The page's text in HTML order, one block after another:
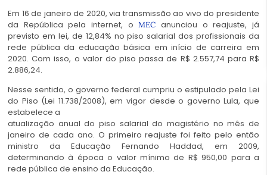
Em 16 de janeiro de 2020, via transmissão ao vivo do presidente
da República pela internet, oMEC anunciou o reajuste, já
previsto em lei, de 12,84% no piso salarial dos profissionais da
rede pública da educação básica em início de carreira em
2020. Com isso, o valor do piso passa de R$ 2.557,74 para R$
2.886,24.
Nesse sentido, o governo federal cumpriu o estipulado pela Lei
do Piso (Lei 11.738/2008), em vigor desde o governo Lula, que
estabelece a
atualização anual do piso salarial do magistério no mês de
janeiro de cada ano. O primeiro reajuste foi feito pelo então
ministro da Educação Fernando Haddad, em 2009,
determinando à época o valor mínimo de R$ 950,00 para a
rede pública de ensino da Educação.